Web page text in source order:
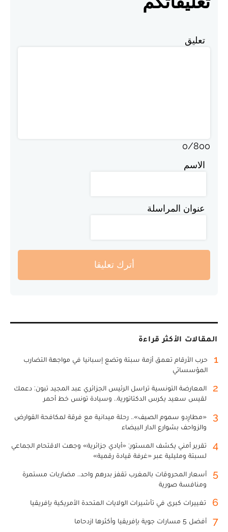
تعليق
0/800
الاسم
عنوان المراسلة
أترك تعليقا
المقالات الأكثر قراءة
1
حرب الأرقام تعمق أزمة سبتة وتضع إسبانيا في مواجهة التضارب
المؤسساتي
2
المعارضة التونسية تراسل الرئيس الجزائري عبد المجيد تبون: دعمك
لقيس سعيد يكرس الدكتاتورية.. وسيادة تونس خط أحمر
3
«مطارِدو سموم الصيف».. رحلة ميدانية مع فرقة لمكافحة القوارض
والزواحف بشوارع الدار البيضاء
4
تقرير أمني يكشف المستور: «أيادي جزائرية» وجهت الاقتحام الجماعي
لسبتة ومليلية عبر «غرفة قيادة رقمية»
5
أسعار المحروقات بالمغرب تقفز بدرهم واحد.. مضاربات مستمرة
ومنافسة صورية
6 تغييرات كبرى في تأشيرات الولايات المتحدة الأمريكية بإفريقيا
7 أفضل 5 مسارات جوية بإفريقيا وأكثرها ازدحاما